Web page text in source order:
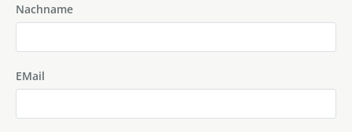
Nachname
EMail